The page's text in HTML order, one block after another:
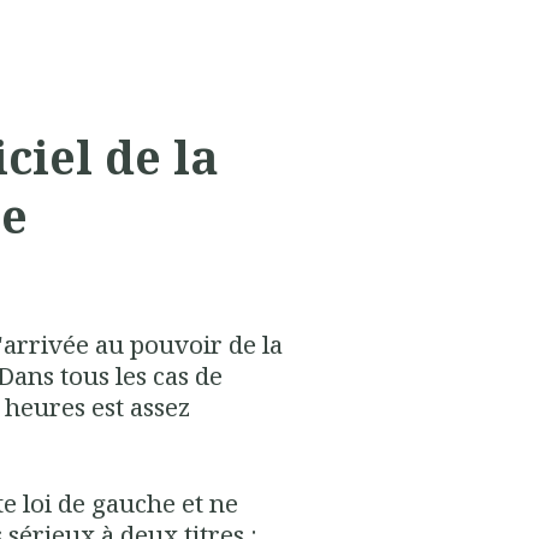
de la
au pouvoir de la
tous les cas de
est assez
loi de gauche et ne